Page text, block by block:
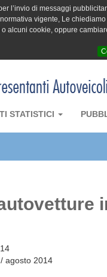
l’invio di messaggi
vigente, Le
alcuni cookie, oppure
STATISTICI
agosto 2014